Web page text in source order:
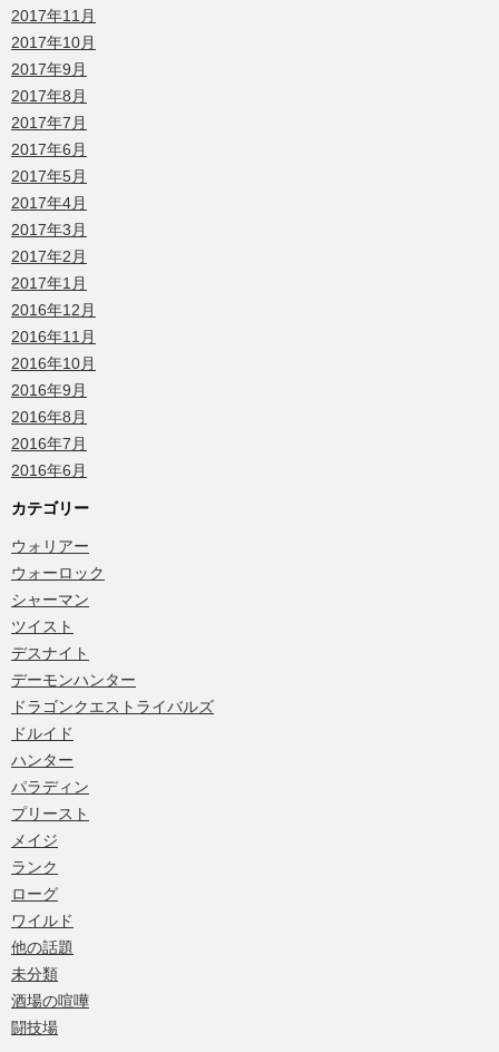
2017年11月
2017年10月
2017年9月
2017年8月
2017年7月
2017年6月
2017年5月
2017年4月
2017年3月
2017年2月
2017年1月
2016年12月
2016年11月
2016年10月
2016年9月
2016年8月
2016年7月
2016年6月
カテゴリー
ウォリアー
ウォーロック
シャーマン
ツイスト
デスナイト
デーモンハンター
ドラゴンクエストライバルズ
ドルイド
ハンター
パラディン
プリースト
メイジ
ランク
ローグ
ワイルド
他の話題
未分類
酒場の喧嘩
闘技場